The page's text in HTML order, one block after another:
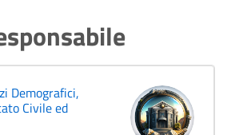
Demografici,
Civile ed